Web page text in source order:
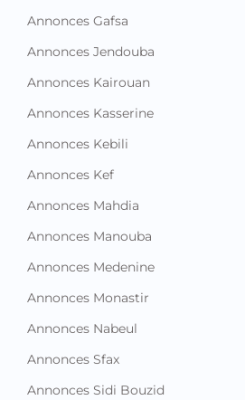
Annonces Gafsa
Annonces Jendouba
Annonces Kairouan
Annonces Kasserine
Annonces Kebili
Annonces Kef
Annonces Mahdia
Annonces Manouba
Annonces Medenine
Annonces Monastir
Annonces Nabeul
Annonces Sfax
Annonces Sidi Bouzid